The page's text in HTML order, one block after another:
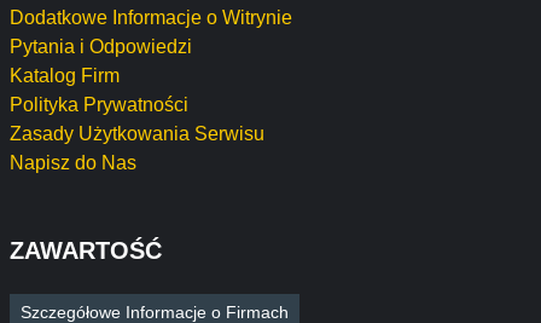
Dodatkowe Informacje o Witrynie
Pytania i Odpowiedzi
Katalog Firm
Polityka Prywatności
Zasady Użytkowania Serwisu
Napisz do Nas
ZAWARTOŚĆ
Szczegółowe Informacje o Firmach